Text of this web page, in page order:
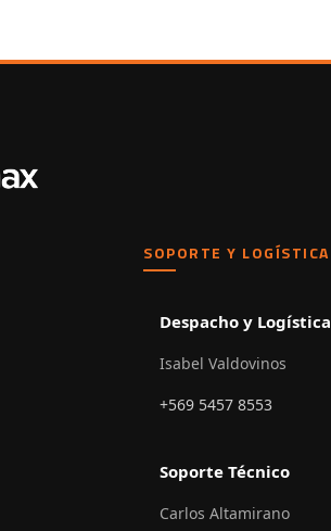
SOPORTE Y LOGÍSTICA
Despacho y Logística
Isabel Valdovinos
+569 5457 8553
Soporte Técnico
Carlos Altamirano